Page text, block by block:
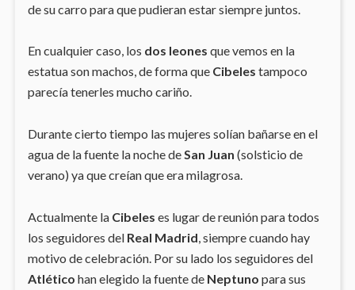
de su carro para que pudieran estar siempre juntos.
En cualquier caso, los dos leones que vemos en la
estatua son machos, de forma que Cibeles tampoco
parecía tenerles mucho cariño.
Durante cierto tiempo las mujeres solían bañarse en el
agua de la fuente la noche deSan Juan (solsticio de
verano) ya que creían que era milagrosa.
Actualmente la Cibeles es lugar de reunión para todos
los seguidores del Real Madrid , siempre cuando hay
motivo de celebración. Por su lado los seguidores del
Atlético han elegido la fuente deNeptuno para sus